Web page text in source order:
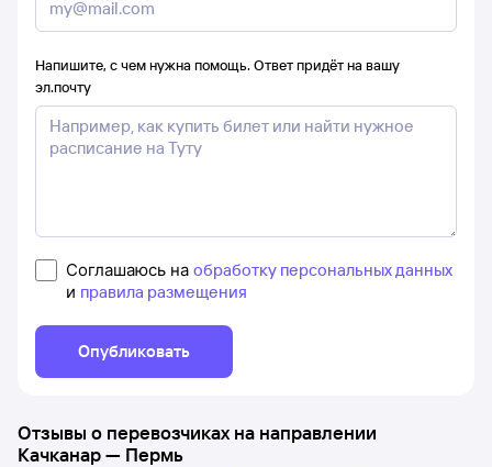
Напишите, с чем нужна помощь. Ответ придёт на вашу
эл.почту
Соглашаюсь на обработку персональных данных
и правила размещения
Опубликовать
Отзывы о перевозчиках на направлении
Качканар— Пермь